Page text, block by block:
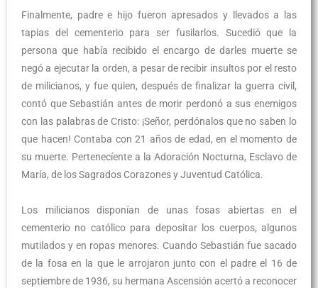
Finalmente, padre e hijo fueron apresados y llevados a las
tapias del cementerio para ser fusilarlos. Sucedió que la
persona que había recibido el encargo de darles muerte se
negó a ejecutar la orden, a pesar de recibir insultos por el resto
de milicianos, y fue quien, después de finalizar la guerra civil,
contó que Sebastián antes de morir perdonó a sus enemigos
con las palabras de Cristo: ¡Señor, perdónalos que no saben lo
que hacen! Contaba con 21 años de edad, en el momento de
su muerte. Pertenecíente a la Adoración Nocturna, Esclavo de
María, de los Sagrados Corazones y Juventud Católica.
Los milicianos disponían de unas fosas abiertas en el
cementerio no católico para depositar los cuerpos, algunos
mutilados y en ropas menores. Cuando Sebastián fue sacado
de la fosa en la que le arrojaron junto con el padre el 16 de
septiembre de 1936, su hermana Ascensión acertó a reconocer